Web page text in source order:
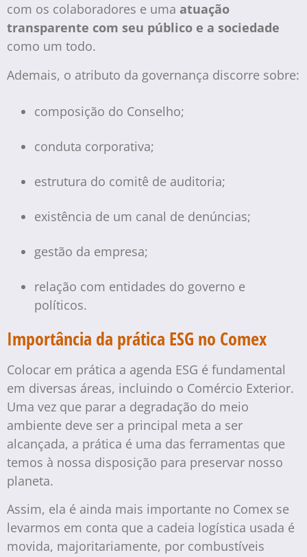
com os colaboradores e uma atuação
transparente com seu público e a sociedade
como um todo.
Ademais, o atributo da governança discorre sobre:
composição do Conselho;
conduta corporativa;
estrutura do comitê de auditoria;
existência de um canal de denúncias;
gestão da empresa;
relação com entidades do governo e
políticos.
Importância da prática ESG no Comex
Colocar em prática a agenda ESG é fundamental
em diversas áreas, incluindo o Comércio Exterior.
Uma vez que parar a degradação do meio
ambiente deve ser a principal meta a ser
alcançada, a prática é uma das ferramentas que
temos à nossa disposição para preservar nosso
planeta.
Assim, ela é ainda mais importante no Comex se
levarmos em conta que a cadeia logística usada é
movida, majoritariamente, por combustíveis